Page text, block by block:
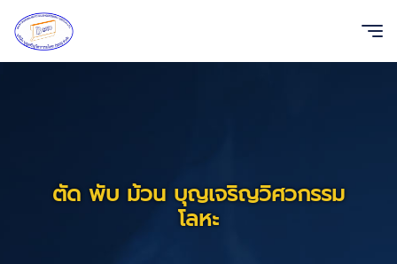
ตัด พับ ม้วน บุญเจริญวิศวกรรม
โลหะ